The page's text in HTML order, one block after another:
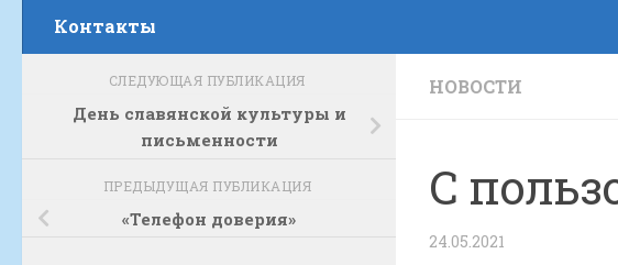
Контакты
НОВОСТИ
С
24.05.2021
СЛЕДУЮЩАЯ ПУБЛИКАЦИЯ
День славянской культуры и
письменности
ПРЕДЫДУЩАЯ ПУБЛИКАЦИЯ
«Телефон доверия»